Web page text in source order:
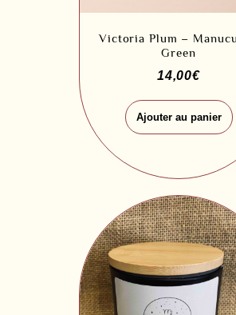
Victoria Plum –
Green
14,00€
Ajouter au panier